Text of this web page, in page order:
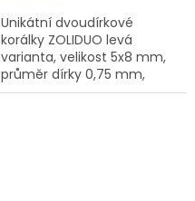
Unikátní dvoudírkové
korálky ZOLIDUO levá
varianta, velikost 5x8 mm,
průměr dírky 0,75 mm,
obsah balení 20 ks nebo